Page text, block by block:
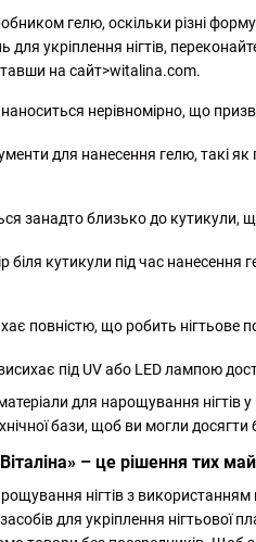
гелю, оскільки різні
для укріплення нігтів,
на сайт>witalina.com.
нерівномірно, що
для нанесення гелю, такі
занадто близько до кутикули,
кутикули під час нанесення
повністю, що робить нігтьове
під UV або LED лампою
для нарощування нігтів
бази, щоб ви могли
– це рішення тих
нігтів з
для укріплення нігтьової